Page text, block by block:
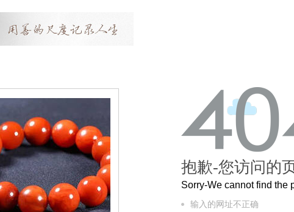
抱歉-您访问的
Sorry-We cannot find the
输入的网址不正确